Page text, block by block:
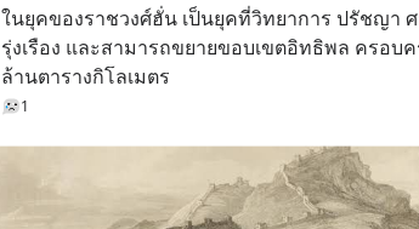
ในยุคของราชวงศ์ฮั่น เป็นยุคที่วิทยาการ ปรัชญา
รุ่งเรือง และสามารถขยายขอบเขตอิทธิพล ครอบ
ล้านตารางกิโลเมตร
1